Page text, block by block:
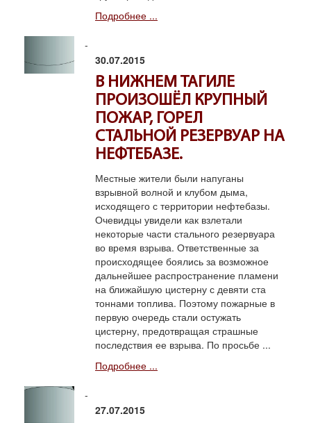
Подробнее ...
30.07.2015
В НИЖНЕМ ТАГИЛЕ
ПРОИЗОШЁЛ КРУПНЫЙ
ПОЖАР, ГОРЕЛ
СТАЛЬНОЙ РЕЗЕРВУАР НА
НЕФТЕБАЗЕ.
Местные жители были напуганы
взрывной волной и клубом дыма,
исходящего с территории нефтебазы.
Очевидцы увидели как взлетали
некоторые части стального резервуара
во время взрыва. Ответственные за
происходящее боялись за возможное
дальнейшее распространение пламени
на ближайшую цистерну с девяти ста
тоннами топлива. Поэтому пожарные в
первую очередь стали остужать
цистерну, предотвращая страшные
последствия ее взрыва. По просьбе ...
Подробнее ...
27.07.2015